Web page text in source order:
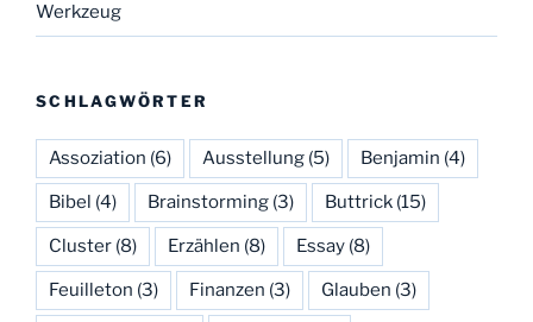
Werkzeug
SCHLAGWÖRTER
Assoziation (6) Ausstellung (5) Benjamin (4)
Bibel (4) Brainstorming (3) Buttrick (15)
Cluster (8) Erzählen (8) Essay (8)
Feuilleton (3) Finanzen (3) Glauben (3)